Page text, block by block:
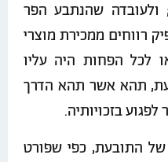
שהנתבע הפר
רווחים ממכירת מוצרי
לכל הפחות היה עליו
תהא אשר תהא הדרך
בזכויותיה.
של התובעת, כפי שפורט